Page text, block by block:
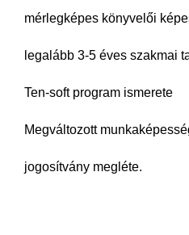
mérlegképes könyvelői
legalább 3-5 éves szakmai
Ten-soft program ismerete
Megváltozott
jogosítvány megléte.